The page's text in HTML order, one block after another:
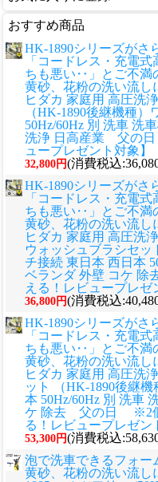
おすすめ商品
HK-1890シリーズがさ
「コードレス・充電
ちも悪い‥」とご不満
黄砂、花粉の洗い流し
ヒダカ 家庭用 高圧洗
（HK-1890後継機種
50Hz/60Hz 別 洗車 洗
洗浄 日高産業 父の日
ュープレゼント対象】
32,800円(消費税込
HK-1890シリーズがさ
「コードレス・充電
ちも悪い‥」とご不満
黄砂、花粉の洗い流し
ヒダカ 家庭用 高圧洗
ウォッシュブラシセッ
チ接続 東日本 西日本
ベランダ 外壁 コケ
える！レビュープレゼ
36,800円(消費税込
HK-1890シリーズがさ
「コードレス・充電
ちも悪い‥」とご不満
黄砂、花粉の洗い流し
ヒダカ 家庭用 高圧洗
ット （HK-1890後継
本 50Hz/60Hz 別 洗車
ケ 除去 父の日 ※2個
る！レビュープレゼン
53,300円(消費税込
泡で洗車できるフォー
黄砂、花粉の洗い流し